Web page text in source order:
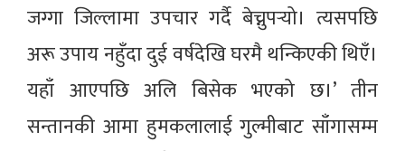
जग्गा जिल्लामा उपचार गर्दै बेच्नुपर्‍यो। त्यसपछि
अरू उपाय नहुँदा दुई वर्षदेखि घरमै थन्किएकी थिएँ।
यहाँ आएपछि अलि बिसेक भएको छ।’ तीन
सन्तानकी आमा हुमकलालाई गुल्मीबाट साँगासम्म